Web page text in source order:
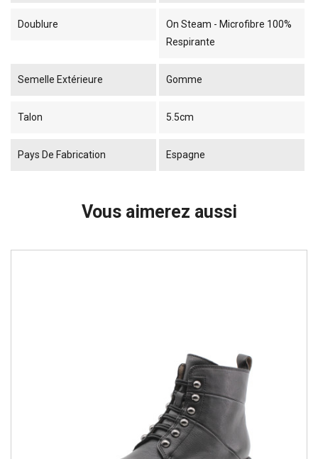
Doublure
On Steam - Microfibre 100%
Respirante
Semelle Extérieure Gomme
Talon 5.5cm
Pays De Fabrication Espagne
Vous aimerez aussi